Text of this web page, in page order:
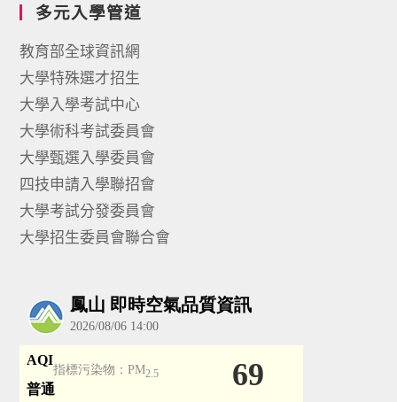
多元入學管道
教育部全球資訊網
大學特殊選才招生
大學入學考試中心
大學術科考試委員會
大學甄選入學委員會
四技申請入學聯招會
大學考試分發委員會
大學招生委員會聯合會